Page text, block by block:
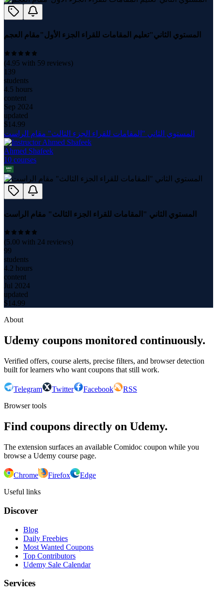
المستوي الثاني"تعليم المقامات للقراء الجزء الأول"مقام العجم
(4.95 with 59 reviews)
139
students
4.5 hours
content
Sep 2024
updated
$14.99
المستوي الثاني "المقامات للقراء الجزء الثالث" مقام الراست
Ahmed Shafeek
10 courses
المستوي الثاني "المقامات للقراء الجزء الثالث" مقام الراست
(5.00 with 24 reviews)
99
students
4.2 hours
content
Jul 2024
updated
$14.99
About
Udemy coupons monitored continuously.
Verified offers, course alerts, precise filters, and browser detection
built for learners who want coupons that still work.
Telegram Twitter Facebook
RSS
Browser tools
Find coupons directly on Udemy.
The extension surfaces an available Comidoc coupon while you
browse a Udemy course page.
Chrome Firefox
Edge
Useful links
Discover
Blog
Daily Freebies
Most Wanted Coupons
Top Contributors
Udemy Sale Calendar
Services